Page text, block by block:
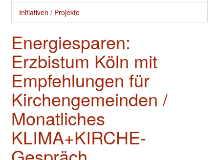
Seelsorge und gute Dienste
Kultur
Valentinstage
Impressum
Initiativen / Projekte
Energiesparen:
Erzbistum Köln mit
Empfehlungen für
Kirchengemeinden /
Monatliches
KLIMA+KIRCHE-